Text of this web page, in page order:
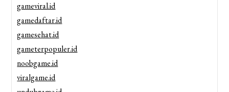
gameviral.id
gamedaftar.id
gamesehat.id
gameterpopuler.id
noobgame.id
viralgame.id